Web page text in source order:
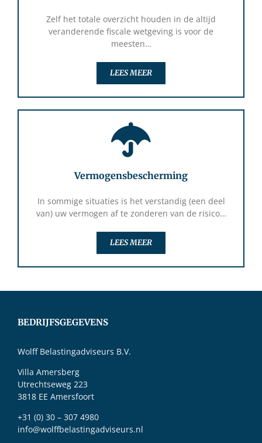
Zelf het totale overzicht houden in de altijd
veranderende fiscale wetgeving is voor de
meesten…
LEES MEER
Vermogensbescherming
In sommige situaties is het verstandig (een deel
van) uw vermogen af te zonderen van de risico…
LEES MEER
BEDRIJFSGEGEVENS
Wolff Belastingadviseurs B.V.
Villa Amersberg
Utrechtseweg 223
3818 EE Amersfoort
+31 (0) 30 – 307 4980
info@wolffbelastingadviseurs.nl